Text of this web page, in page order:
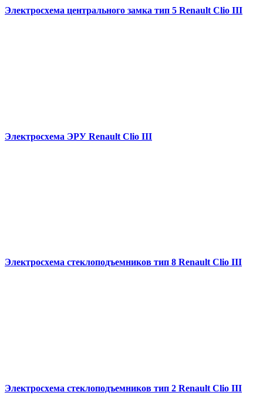
Электросхема центрального замка тип 5 Renault Clio III
Электросхема ЭРУ Renault Clio III
Электросхема стеклоподъемников тип 8 Renault Clio III
Электросхема стеклоподъемников тип 2 Renault Clio III